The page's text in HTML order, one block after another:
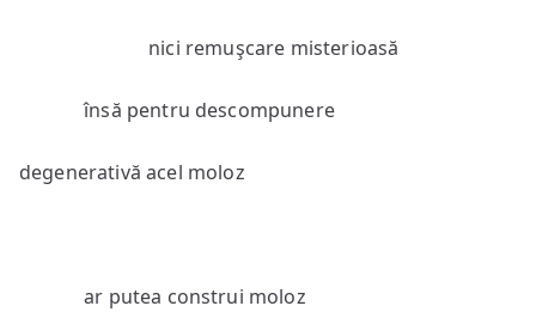
nici remuşcare misterioasă
însă pentru descompunere
degenerativă acel moloz
ar putea construi moloz